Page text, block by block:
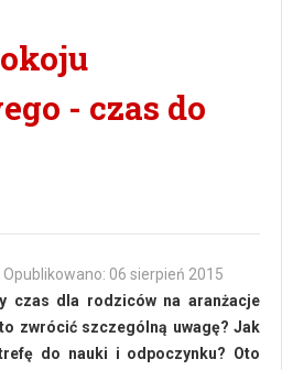
- czas do
Opublikowano: 06 sierpień 2015
czas dla rodziców na aranżacje
zwrócić szczególną uwagę? Jak
do nauki i odpoczynku? Oto